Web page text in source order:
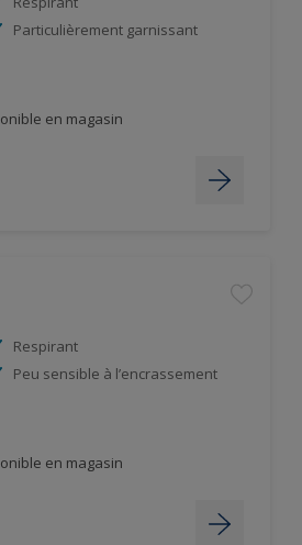
Particulièrement garnissant
en magasin
Respirant
Peu sensible à l’encrassement
en magasin